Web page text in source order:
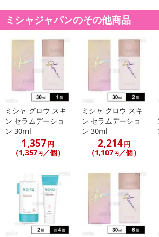
【アピュー テトラソーム CICAクリーム】
毛穴の1/10000サイズのアピュー独自のテクノ
ム技術」を採用したCICA*1スキンケアシリー
クリームはCICA*×ナイアシンアミド*2配合で
分バランスを整えます*3。伸びの良いさっぱ
*1保湿成分：マデカッソシド *2整肌成分：グ
分と油分を補うことによる
原産国(最終加工地):
【アピュー テトラソーム CICAクリーム】
ンジオール、パンテノール、グリセリン、ペンチレングリコール、
リリル、トリ(カプリル酸／カプリン酸)グリセリル、ジフェニルシ
ン、ポリアクリロイルジメチルタウリンNa、(C14－22)アルコール
リル酸ヒドロキシエチル／アクリロイルジメチルタウリンNa)コポ
ブ油脂肪酸セテアリル、(C12－16)アルコール、トロメタミン、オ
(ビニルジメチコン／メチコンシルセスキオキサン)クロスポリマ
ミシャジャパンのその他商品
ミシャ グロウ スキ
ン セラムデーショ
ン 30ml
1,357円
（1,357 円／個）
ミシャ グロウ スキ
ン セラムデーショ
ン 30ml
2,214円
（1,107 円 ／個）